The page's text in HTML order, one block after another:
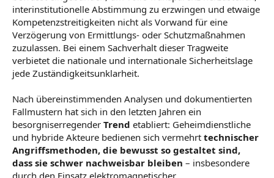
interinstitutionelle Abstimmung zu erzwingen und etwaige
Kompetenzstreitigkeiten nicht als Vorwand für eine
Verzögerung von Ermittlungs- oder Schutzmaßnahmen
zuzulassen. Bei einem Sachverhalt dieser Tragweite
verbietet die nationale und internationale Sicherheitslage
jede Zuständigkeitsunklarheit.
Nach übereinstimmenden Analysen und dokumentierten
Fallmustern hat sich in den letzten Jahren ein
besorgniserregender Trend etabliert: Geheimdienstliche
und hybride Akteure bedienen sich vermehrt technischer
Angriffsmethoden, die bewusst so gestaltet sind,
dass sie schwer nachweisbar bleiben – insbesondere
durch den Einsatz elektromagnetischer,